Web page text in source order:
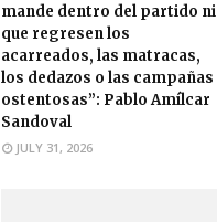
mande dentro del partido ni
que regresen los
acarreados, las matracas,
los dedazos o las campañas
ostentosas”: Pablo Amílcar
Sandoval
JULY 31, 2026